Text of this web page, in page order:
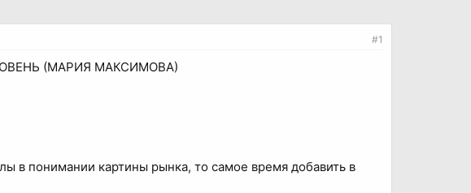
#1
(МАРИЯ МАКСИМОВА)
в понимании картины рынка, то самое время добавить в